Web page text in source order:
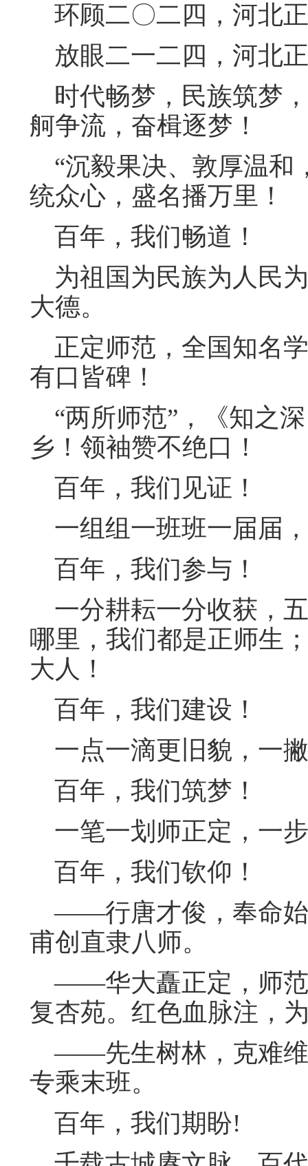
环顾二〇二四，河北
放眼二一二四，河北
时代畅梦，民族筑梦
舸争流，奋楫逐梦！
“沉毅果决、敦厚温和
统众心，盛名播万里！
百年，我们畅道！
为祖国为民族为人民
大德。
正定师范，全国知名
有口皆碑！
“两所师范”，《知之
乡！领袖赞不绝口！
百年，我们见证！
一组组一班班一届届
百年，我们参与！
一分耕耘一分收获，
哪里，我们都是正师生
大人！
百年，我们建设！
一点一滴更旧貌，一
百年，我们筑梦！
一笔一划师正定，一
百年，我们钦仰！
——行唐才俊，奉命始
甫创直隶八师。
——华大矗正定，师范
复杏苑。红色血脉注，
——先生树林，克难维
专乘末班。
百年，我们期盼!